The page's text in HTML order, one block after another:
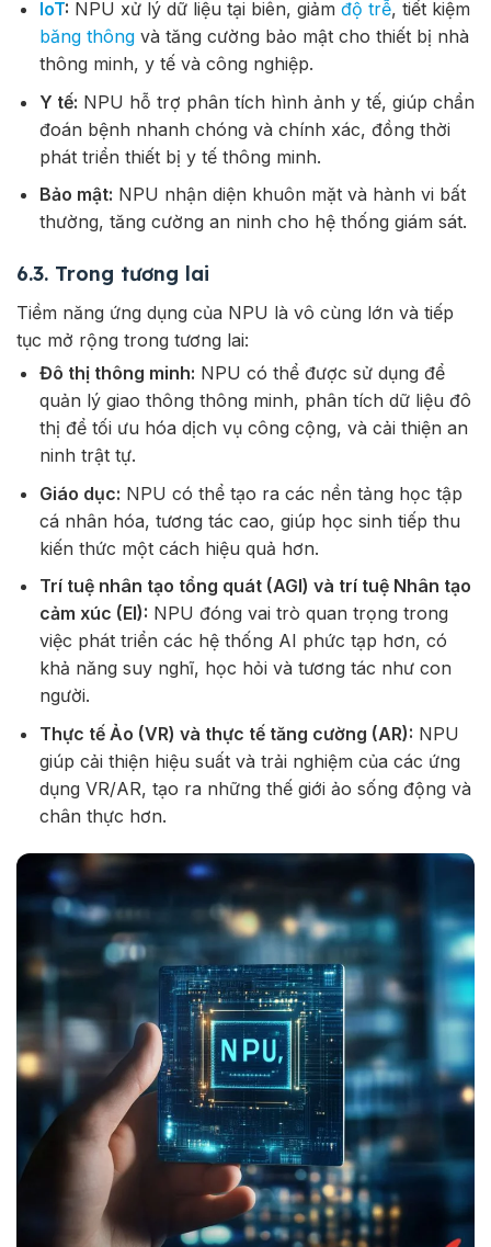
IoT: NPU xử lý dữ liệu tại biên, giảm độ trễ, tiết kiệm
băng thôngvà tăng cường bảo mật cho thiết bị nhà
thông minh, y tế và công nghiệp.
Y tế: NPU hỗ trợ phân tích hình ảnh y tế, giúp chẩn
đoán bệnh nhanh chóng và chính xác, đồng thời
phát triển thiết bị y tế thông minh.
Bảo mật: NPU nhận diện khuôn mặt và hành vi bất
thường, tăng cường an ninh cho hệ thống giám sát.
6.3. Trong tương lai
Tiềm năng ứng dụng của NPU là vô cùng lớn và tiếp
tục mở rộng trong tương lai:
Đô thị thông minh: NPU có thể được sử dụng để
quản lý giao thông thông minh, phân tích dữ liệu đô
thị để tối ưu hóa dịch vụ công cộng, và cải thiện an
ninh trật tự.
Giáo dục: NPU có thể tạo ra các nền tảng học tập
cá nhân hóa, tương tác cao, giúp học sinh tiếp thu
kiến thức một cách hiệu quả hơn.
Trí tuệ nhân tạo tổng quát (AGI) và trí tuệ Nhân tạo
cảm xúc (EI): NPU đóng vai trò quan trọng trong
việc phát triển các hệ thống AI phức tạp hơn, có
khả năng suy nghĩ, học hỏi và tương tác như con
người.
Thực tế Ảo (VR) và thực tế tăng cường (AR): NPU
giúp cải thiện hiệu suất và trải nghiệm của các ứng
dụng VR/AR, tạo ra những thế giới ảo sống động và
chân thực hơn.